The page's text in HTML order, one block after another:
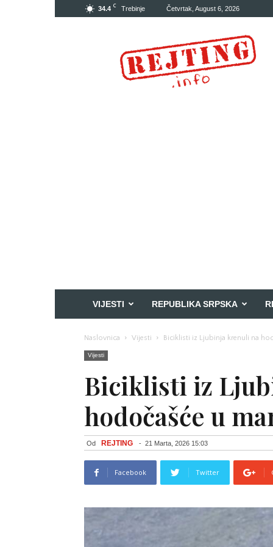
34.4 C Trebinje Četvrtak, August 6, 2026
VIJESTI REPUBLIKA SRPSKA
Naslovnica Vijesti Biciklisti iz Ljubinja krenuli na
Vijesti
Biciklisti iz
hodočašće u
Od REJTING - 21 Marta, 2026 15:03
Facebook Twitter